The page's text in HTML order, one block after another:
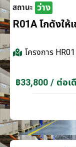
สถานะ ว่าง
R01A โกดังใ
โครงการ
฿33,800 / ต่อเ